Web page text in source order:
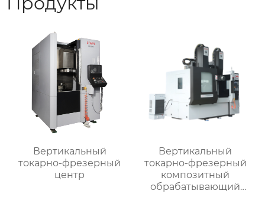
Вертикальный
токарно-фрезерный
центр
Вертикальный
токарно-фрезерный
композитный
обрабатывающий